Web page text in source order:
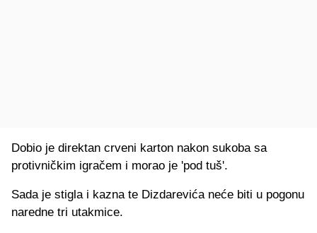
Dobio je direktan crveni karton nakon sukoba sa
protivničkim igračem i morao je 'pod tuš'.
Sada je stigla i kazna te Dizdarevića neće biti u pogonu
naredne tri utakmice.